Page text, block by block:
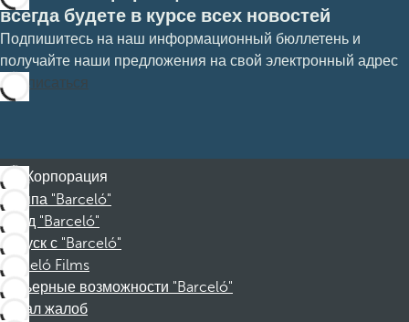
всегда будете в курсе всех новостей
Подпишитесь на наш информационный бюллетень и
получайте наши предложения на свой электронный адрес
Подписаться
Корпорация
Группа "Barceló"
Фонд "Barceló"
Отпуск с "Barceló"
Barceló Films
Карьерные возможности "Barceló"
Канал жалоб